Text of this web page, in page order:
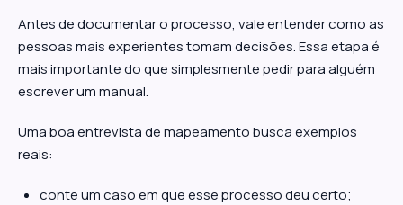
Antes de documentar o processo, vale entender como as
pessoas mais experientes tomam decisões. Essa etapa é
mais importante do que simplesmente pedir para alguém
escrever um manual.
Uma boa entrevista de mapeamento busca exemplos
reais:
conte um caso em que esse processo deu certo;